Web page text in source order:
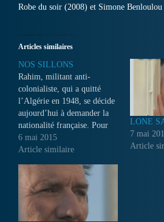
Robe du soir (2008) et Simone
Articles similaires
NOS SILLONS
Rahim, militant anti-
colonialiste, qui a quitté
l’Algérie en 1948, se décide
aujourd’hui à demander la
nationalité française. Pour
voyager, pour voter, tout
autant que pour savoir où en
algériennes...
6 mai 2015
Article similaire
LONE
7 mai
Article